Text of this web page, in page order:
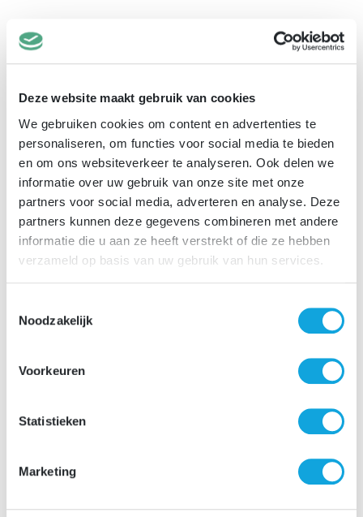
Deze website maakt gebruik van cookies
We gebruiken cookies om content en advertenties te
personaliseren, om functies voor social media te bieden
en om ons websiteverkeer te analyseren. Ook delen we
informatie over uw gebruik van onze site met onze
partners voor social media, adverteren en analyse. Deze
partners kunnen deze gegevens combineren met andere
informatie die u aan ze heeft verstrekt of die ze hebben
verzameld op basis van uw gebruik van hun services.
Noodzakelijk
Voorkeuren
Statistieken
Marketing
Deel deze vacature: Facebook
EmailWhatsApp
LinkedInRedditSnapchat
Terug naar overzicht
SOLLICITATIE procedure
Solliciteer direct via de sollicitatiebutton, binnen enkele
minuten zal je een automatische sollicitatiebevestiging
ontvangen. Benieuwd naar het vervolgtraject? Lees
sollicitatieproces.